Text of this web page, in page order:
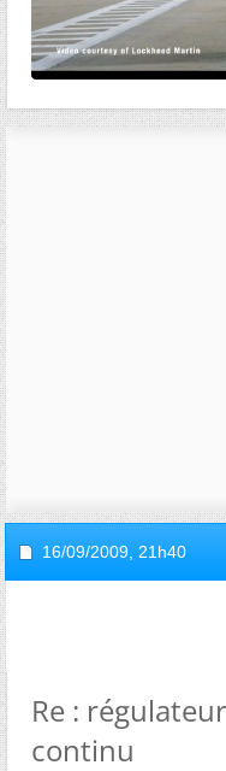
16/09/2009, 21h40
Re :
continu